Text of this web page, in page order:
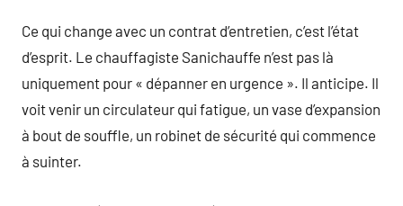
Ce qui change avec un contrat d’entretien, c’est l’état
d’esprit. Le chauffagiste Sanichauffe n’est pas là
uniquement pour « dépanner en urgence ». Il anticipe. Il
voit venir un circulateur qui fatigue, un vase d’expansion
à bout de souffle, un robinet de sécurité qui commence
à suinter.